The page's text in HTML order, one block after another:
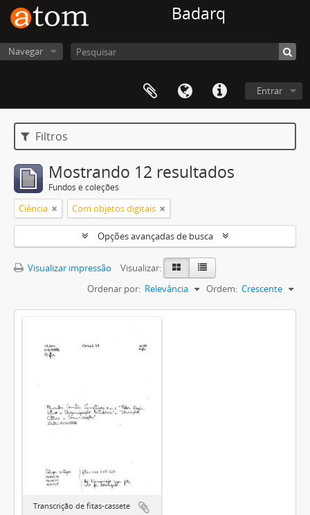
Badarq
Navegar
Entrar
Filtros
Mostrando 12 resultados
Fundos e coleções
Ciência Com objetos digitais
Opções avançadas de busca
Visualizar impressão
Visualizar:
Ordenar por: Relevância Ordem: Crescente
Transcrição de fitas-cassete